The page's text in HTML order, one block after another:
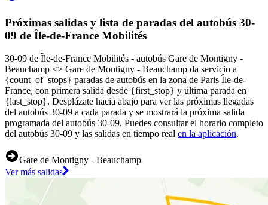
Próximas salidas y lista de paradas del autobús 30-
09 de Île-de-France Mobilités
30-09 de Île-de-France Mobilités - autobús Gare de Montigny -
Beauchamp <> ︎Gare de Montigny - Beauchamp da servicio a
{count_of_stops} paradas de autobús en la zona de Paris Île-de-
France, con primera salida desde {first_stop} y última parada en
{last_stop}. Desplázate hacia abajo para ver las próximas llegadas
del autobús 30-09 a cada parada y se mostrará la próxima salida
programada del autobús 30-09. Puedes consultar el horario completo
del autobús 30-09 y las salidas en tiempo real en la aplicación.
Gare de Montigny - Beauchamp
Ver más salidas